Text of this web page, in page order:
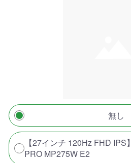
無し
【27インチ 120Hz FHD
PRO MP275W E2